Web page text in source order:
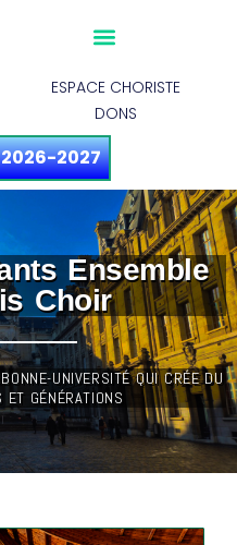
ESPACE CHORISTE
DONS
2027
Ensemble
Choir
UNIVERSITÉ QUI CRÉE DU
ET GÉNÉRATIONS